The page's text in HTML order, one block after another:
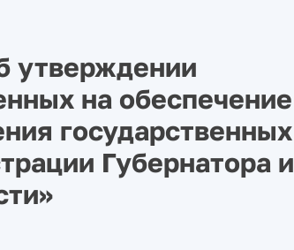
утверждении
на обеспечение
государственных
Губернатора и